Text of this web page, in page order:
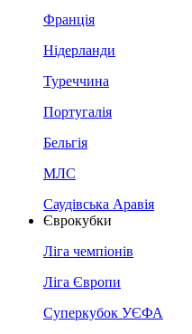
Франція
Нідерланди
Туреччина
Португалія
Бельгія
МЛС
Саудівська Аравія
Єврокубки
Ліга чемпіонів
Ліга Європи
Суперкубок УЄФА